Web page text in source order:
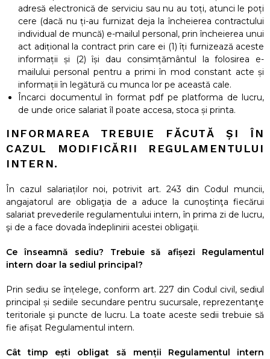
adresă electronică de serviciu sau nu au toți, atunci le poți
cere (dacă nu ți-au furnizat deja la încheierea contractului
individual de muncă) e-mailul personal, prin încheierea unui
act adițional la contract prin care ei (1) îți furnizează aceste
informații și (2) își dau consimțământul la folosirea e-
mailului personal pentru a primi în mod constant acte și
informații în legătură cu munca lor pe această cale.
Încarci documentul în format pdf pe platforma de lucru,
de unde orice salariat îl poate accesa, stoca și printa.
INFORMAREA TREBUIE FĂCUTĂ ȘI ÎN
CAZUL MODIFICĂRII REGULAMENTULUI
INTERN.
În cazul salariaților noi, potrivit art. 243 din Codul muncii,
angajatorul are obligaţia de a aduce la cunoştinţa fiecărui
salariat prevederile regulamentului intern, în prima zi de lucru,
şi de a face dovada îndeplinirii acestei obligaţii.
Ce înseamnă sediu? Trebuie să afișezi Regulamentul
intern doar la sediul principal?
Prin sediu se înțelege, conform art. 227 din Codul civil, sediul
principal și sediile secundare pentru sucursale, reprezentanţe
teritoriale şi puncte de lucru. La toate aceste sedii trebuie să
fie afișat Regulamentul intern.
Cât timp ești obligat să menții Regulamentul intern